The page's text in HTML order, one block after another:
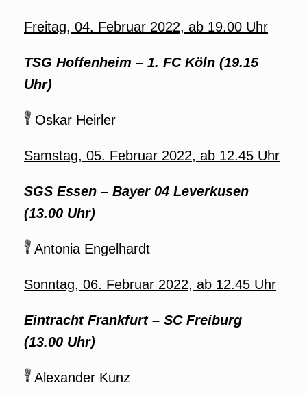
Freitag, 04. Februar 2022, ab 19.00 Uhr
TSG Hoffenheim – 1. FC Köln (19.15
Uhr)
Oskar Heirler
Samstag, 05. Februar 2022, ab 12.45 Uhr
SGS Essen – Bayer 04 Leverkusen
(13.00 Uhr)
Antonia Engelhardt
Sonntag, 06. Februar 2022, ab 12.45 Uhr
Eintracht Frankfurt – SC Freiburg
(13.00 Uhr)
Alexander Kunz